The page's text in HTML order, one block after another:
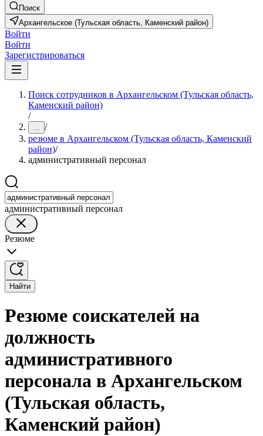
Поиск
Архангельское (Тульская область, Каменский район)
Войти
Войти
Зарегистрироваться
Поиск сотрудников в Архангельском (Тульская область,
Каменский район)
/
... /
резюме в Архангельском (Тульская область, Каменский
район)/
административный персонал
административный персонал
Резюме
Найти
Резюме соискателей на
должность
административного
персонала в Архангельском
(Тульская область,
Каменский район)